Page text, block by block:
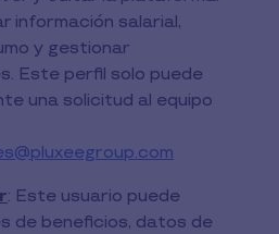
información salarial,
y gestionar
Este perfil solo puede
una solicitud al equipo
: Este usuario puede
de beneficios, datos de